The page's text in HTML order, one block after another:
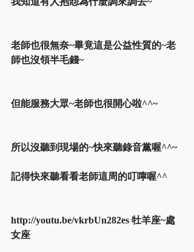
老師也很無奈~畢竟這是公益性質的~老
師也沒領半毛錢~
但能服務大眾~老師也很開心啦^^~
所以沒聽到現場的~快來聽錄音黨喔^^~
記得快來聽看看老師這周的叮嚀喔^^
http://youtu.be/vkrbUn282es 牡羊座~處
女座